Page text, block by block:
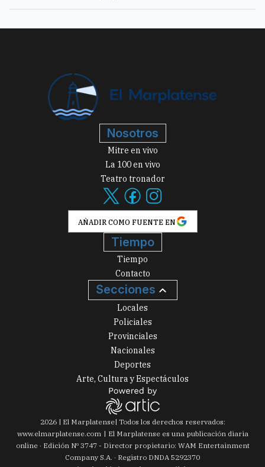
Nosotros
Mitre en vivo
La 100 en vivo
Teatro tronador
AÑADIR COMO FUENTE EN
Tiempo
Tiempo
Contacto
Secciones
Locales
Policiales
Provinciales
Nacionales
Deportes
Arte, Cultura y Espectáculos
2026| El Marplatense| Todos los derechos reservados:
www.elmarplatense.com
El Marplatense es una publicación diaria
online · Edición Nº 3747- Director propietario: WAM Entertainment
Company S.A. · Registro DNDA 5292370